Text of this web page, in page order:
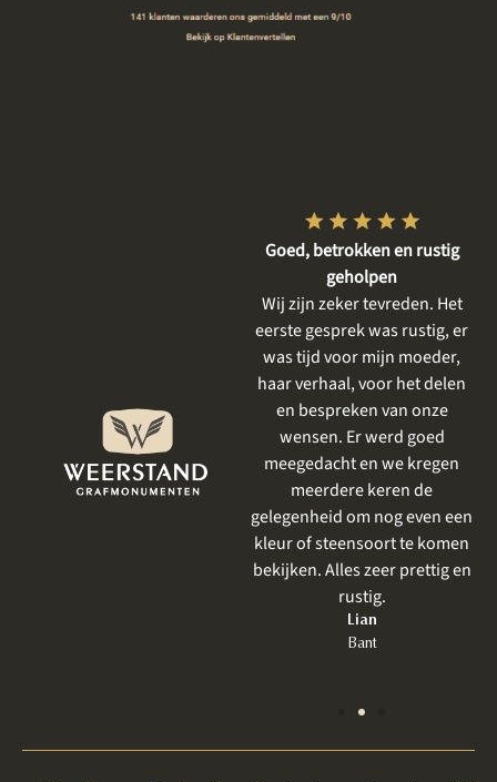
mooi vind. Het resultaat is
prachtig geworden . Ik had al
eerder iets laten uitvoeren
door Weerstand en net als
Goed, betrokken en rustig
geholpen
Wij zijn zeker tevreden. Het
eerste gesprek was rustig, er
was tijd voor mijn moeder,
haar verhaal, voor het delen
en bespreken van onze
wensen. Er werd goed
meegedacht en we kregen
meerdere keren de
gelegenheid om nog even een
kleur of steensoort te komen
bekijken. Alles zeer prettig en
rustig.
Lian
Bant